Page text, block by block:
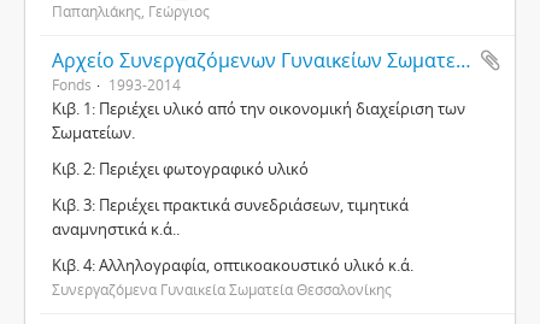
Παπαηλιάκης, Γεώργιος
Αρχείο Συνεργαζόμενων Γυναικείων Σωματείων Θεσσαλονίκης
Fonds 1993-2014
Κιβ. 1: Περιέχει υλικό από την οικονομική διαχείριση των
Σωματείων.
Κιβ. 2: Περιέχει φωτογραφικό υλικό
Κιβ. 3: Περιέχει πρακτικά συνεδριάσεων, τιμητικά
αναμνηστικά κ.ά..
Κιβ. 4: Αλληλογραφία, οπτικοακουστικό υλικό κ.ά.
Συνεργαζόμενα Γυναικεία Σωματεία Θεσσαλονίκης